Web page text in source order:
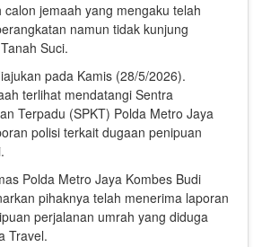
jemaah yang mengaku telah
namun tidak kunjung
Suci.
pada Kamis (28/5/2026).
terlihat mendatangi Sentra
Terpadu (SPKT) Polda Metro Jaya
polisi terkait dugaan penipuan
Polda Metro Jaya Kombes Budi
pihaknya telah menerima laporan
perjalanan umrah yang diduga
Travel.